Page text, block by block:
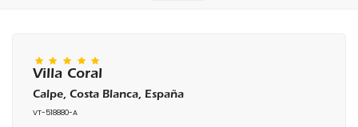
Villa Coral
Calpe, Costa Blanca, España
VT-518880-A